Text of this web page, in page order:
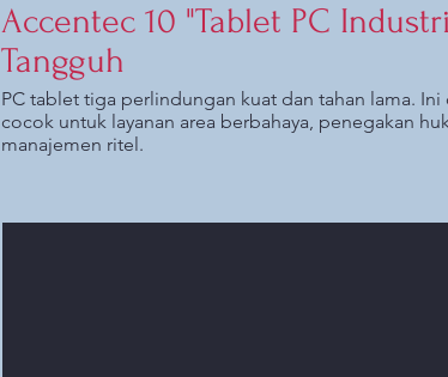
Accentec 10 "Tablet PC
Tangguh
PC tablet tiga perlindungan kuat dan tahan lama.
cocok untuk layanan area berbahaya, penegakan
manajemen ritel.